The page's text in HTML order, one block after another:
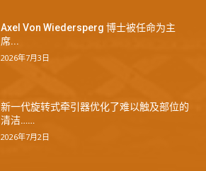
Axel Von Wiedersperg 博士被任命为主
席...
2026年7月3日
新一代旋转式牵引器优化了难以触及部位的
清洁……
2026年7月2日